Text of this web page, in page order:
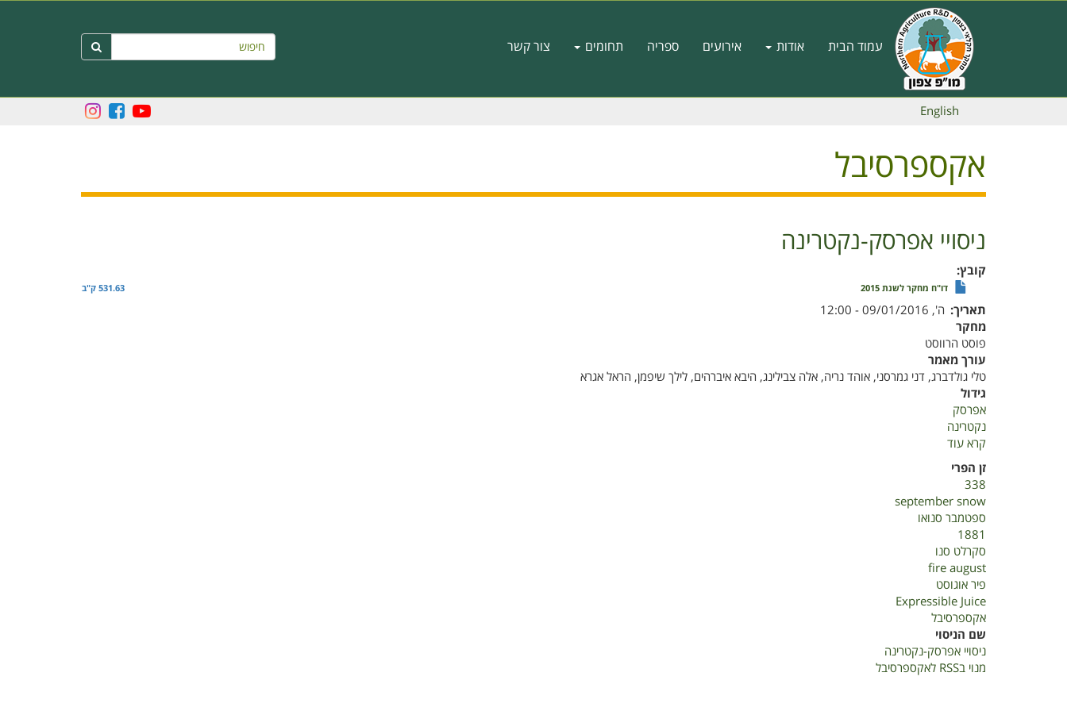
Main
navigation
עמוד הבית אודות אירועים ספריה תחומים צור קשר חיפוש 
English
אקספרסיבל
ניסויי אפרסק-נקטרינה
קובץ
דו"ח מחקר לשנת 2015 531.63 ק"ב
תאריך ה', 09/01/2016 - 12:00
מחקר
פוסט הרווסט
עורך מאמר
טלי גולדברג, דני גמרסני, אוהד נריה, אלה צבילינג, היבא איברהים, לילך שיפמן, הראל אגרא
גידול
אפרסק
נקטרינה
קרא עוד
זן הפרי
338
september snow
ספטמבר סנואו
1881
סקרלט סנו
fire august
פיר אוגוסט
Expressible Juice
אקספרסיבל
שם הניסוי
ניסויי אפרסק-נקטרינה
מנוי בRSS לאקספרסיבל